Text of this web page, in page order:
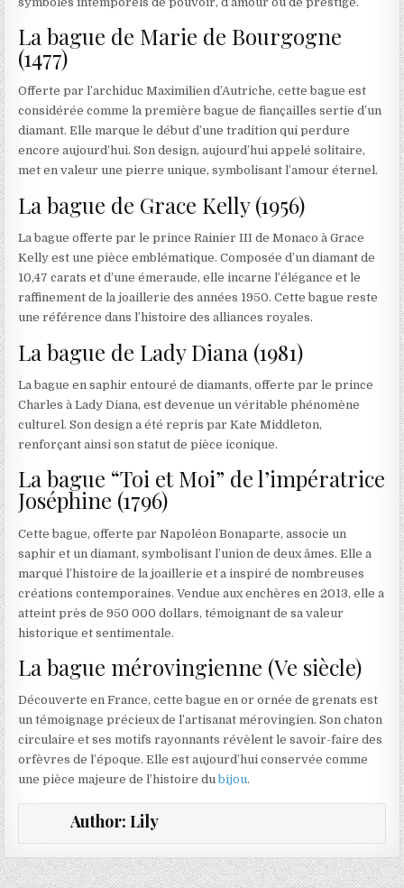
La bague de Marie de Bourgogne
(1477)
Offerte par l’archiduc Maximilien d’Autriche, cette bague est
considérée comme la première bague de fiançailles sertie d’un
diamant. Elle marque le début d’une tradition qui perdure
encore aujourd’hui. Son design, aujourd’hui appelé solitaire,
met en valeur une pierre unique, symbolisant l’amour éternel.
La bague de Grace Kelly (1956)
La bague offerte par le prince Rainier III de Monaco à Grace
Kelly est une pièce emblématique. Composée d’un diamant de
10,47 carats et d’une émeraude, elle incarne l’élégance et le
raffinement de la joaillerie des années 1950. Cette bague reste
une référence dans l’histoire des alliances royales.
La bague de Lady Diana (1981)
La bague en saphir entouré de diamants, offerte par le prince
Charles à Lady Diana, est devenue un véritable phénomène
culturel. Son design a été repris par Kate Middleton,
renforçant ainsi son statut de pièce iconique.
La bague “Toi et Moi” de l’impératrice
Joséphine (1796)
Cette bague, offerte par Napoléon Bonaparte, associe un
saphir et un diamant, symbolisant l’union de deux âmes. Elle a
marqué l’histoire de la joaillerie et a inspiré de nombreuses
créations contemporaines. Vendue aux enchères en 2013, elle a
atteint près de 950 000 dollars, témoignant de sa valeur
historique et sentimentale.
La bague mérovingienne (Ve siècle)
Découverte en France, cette bague en or ornée de grenats est
un témoignage précieux de l’artisanat mérovingien. Son chaton
circulaire et ses motifs rayonnants révèlent le savoir-faire des
orfèvres de l’époque. Elle est aujourd’hui conservée comme
une pièce majeure de l’histoire dubijou.
Author: Lily